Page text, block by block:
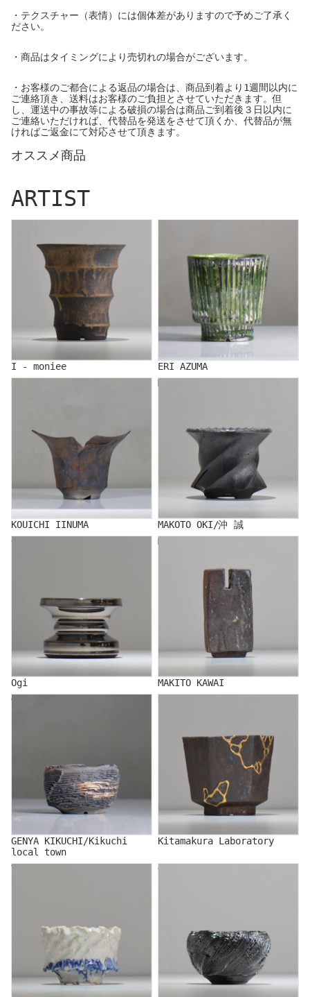
・テクスチャー（表情）には個体差がありますので予めご了承く
ださい。
・商品はタイミングにより売切れの場合がございます。
・お客様のご都合による返品の場合は、商品到着より1週間以内に
ご連絡頂き、送料はお客様のご負担とさせていただきます。但
し、運送中の事故等による破損の場合は商品ご到着後３日以内に
ご連絡いただければ、代替品を発送をさせて頂くか、代替品が無
ければご返金にて対応させて頂きます。
オススメ商品
ARTIST
I - moniee
ERI AZUMA
KOUICHI IINUMA
MAKOTO OKI/沖 誠
MAKOTO OKI/沖 誠
Ogi
Ogi
MAKITO KAWAI
MAKITO KAWAI
GENYA KIKUCHI/Kikuchi
GENYA KIKUCHI/Kikuchi
local town
Kitamakura Laboratory
TAKASHI KIMURA GLOWERS/グロワーズ